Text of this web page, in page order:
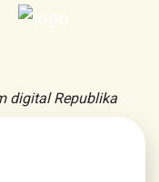
digital Republika